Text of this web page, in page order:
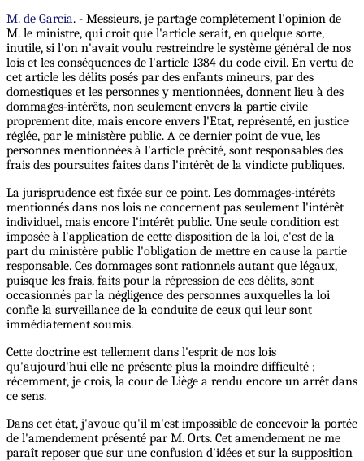
M. de Garcia. - Messieurs, je partage complétement l'opinion de
M. le ministre, qui croit que l'article serait, en quelque sorte,
inutile, si l'on n'avait voulu restreindre le système général de nos
lois et les conséquences de l'article 1384 du code civil. En vertu de
cet article les délits posés par des enfants mineurs, par des
domestiques et les personnes y mentionnées, donnent lieu à des
dommages-intérêts, non seulement envers la partie civile
proprement dite, mais encore envers l'Etat, représenté, en justice
réglée, par le ministère public. A ce dernier point de vue, les
personnes mentionnées à l'article précité, sont responsables des
frais des poursuites faites dans l'intérêt de la vindicte publiques.
La jurisprudence est fixée sur ce point. Les dommages-intérêts
mentionnés dans nos lois ne concernent pas seulement l'intérêt
individuel, mais encore l'intérêt public. Une seule condition est
imposée à l'application de cette disposition de la loi, c'est de la
part du ministère public l'obligation de mettre en cause la partie
responsable. Ces dommages sont rationnels autant que légaux,
puisque les frais, faits pour la répression de ces délits, sont
occasionnés par la négligence des personnes auxquelles la loi
confie la surveillance de la conduite de ceux qui leur sont
immédiatement soumis.
Cette doctrine est tellement dans l'esprit de nos lois
qu'aujourd'hui elle ne présente plus la moindre difficulté ;
récemment, je crois, la cour de Liège a rendu encore un arrêt dans
ce sens.
Dans cet état, j'avoue qu'il m'est impossible de concevoir la portée
de l'amendement présenté par M. Orts. Cet amendement ne me
paraît reposer que sur une confusion d'idées et sur la supposition